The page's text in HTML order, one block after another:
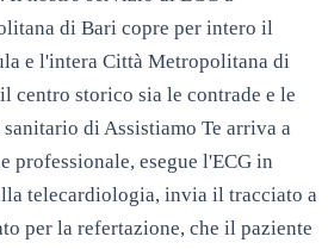
di Bari copre per intero il
e l'intera Città Metropolitana di
centro storico sia le contrade e le
di Assistiamo Te arriva a
professionale, esegue l'ECG in
telecardiologia, invia il tracciato a
per la refertazione, che il paziente